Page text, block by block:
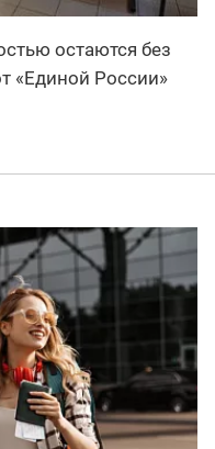
остаются без
«Единой России»